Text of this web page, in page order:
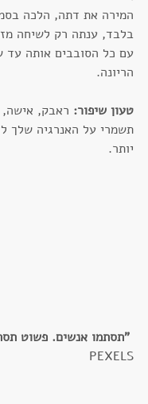
המירה את דתה, הלכה
בלבד, ענתה רק לשיחה
עם כל הסובבים אותה עד
הריונה.
טעון שיפור: ראבק, אישה,
תשמרי על האנרגיה שלך
יותר.
"תסתמו אנשים. פשוט
PEXELS